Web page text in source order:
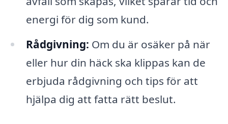
energi för dig som kund.
Rådgivning: Om du är osäker på när
eller hur din häck ska klippas kan de
erbjuda rådgivning och tips för att
hjälpa dig att fatta rätt beslut.